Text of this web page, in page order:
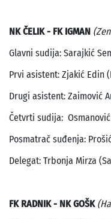
NK ČELIK - FK IGMAN
Glavni sudija: Sarajkić
Prvi asistent: Zjakić Edin
Drugi asistent: Zaimović
Četvrti sudija:
Posmatrač suđenja:
Delegat: Trbonja Mirza
FK RADNIK - NK GOŠK